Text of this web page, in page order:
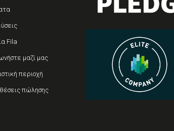
Fila
μαζί μας
περιοχή
πώλησης